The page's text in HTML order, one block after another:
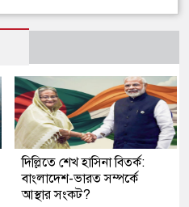
দিল্লিতে শেখ হাসিনা বিতর্ক:
বাংলাদেশ-ভারত সম্পর্কে
আস্থার সংকট?